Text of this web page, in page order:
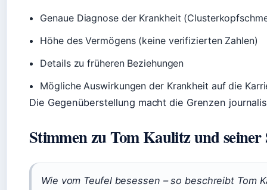
Genaue Diagnose der Krankheit
Höhe des Vermögens (keine verifizierten Zahlen)
Details zu früheren Beziehungen
Mögliche Auswirkungen der Krankheit auf die
Die Gegenüberstellung macht die Grenzen
Stimmen zu Tom Kaulitz und
Wie vom Teufel besessen – so beschreibt Tom